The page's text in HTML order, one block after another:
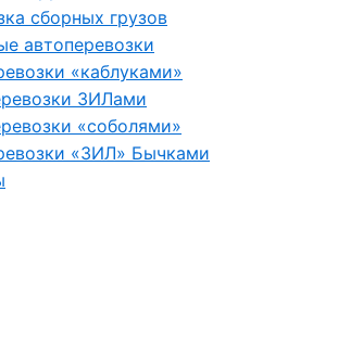
сборных грузов
автоперевозки
«каблуками»
ЗИЛами
«соболями»
«ЗИЛ» Бычками